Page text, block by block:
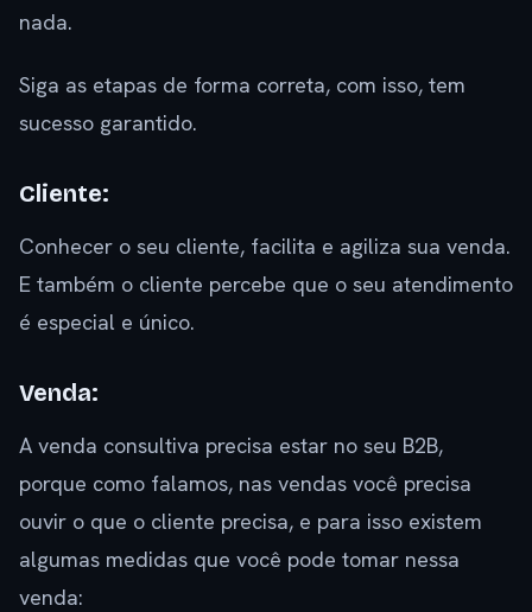
nada.
Siga as etapas de forma correta, com isso, tem
sucesso garantido.
Cliente:
Conhecer o seu cliente, facilita e agiliza sua venda.
E também o cliente percebe que o seu atendimento
é especial e único.
Venda:
A venda consultiva precisa estar no seu B2B,
porque como falamos, nas vendas você precisa
ouvir o que o cliente precisa, e para isso existem
algumas medidas que você pode tomar nessa
venda: